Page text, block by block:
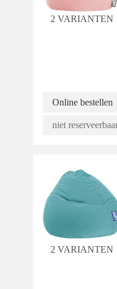
2 VARIANTEN
Online bestellen
niet
2 VARIANTEN